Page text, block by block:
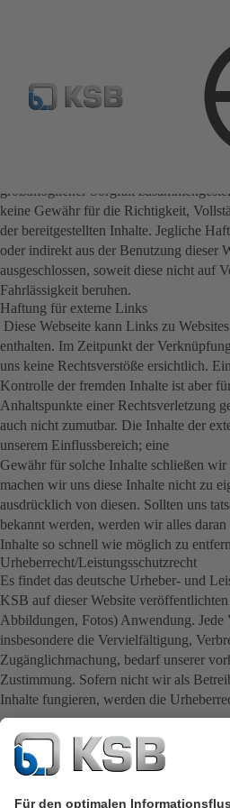
Als Diensteanbieter sind wir für eigene
größtmöglicher Sorgfalt
keine Gewähr für die Richtigkeit,
der bereitgestellten Inhalte. Jegliche
oder indirekt aus der Benutzung dieser
ausgeschlossen, soweit diese nicht auf
Fahrlässigkeit beruhen.
Haftung für externe Links
Diese Webseite kann Links zu
enthalten. Im Zeitpunkt der
uns keine Rechtsverstöße ersichtlich.
Kontrolle der fremden Inhalte ist aber
Anhaltspunkte einer Rechtsverletzung
auch nicht zumutbar. Die Inhalte der
unserem Einflussbereich; eine
Gewähr für solche Inhalte schließen wir
machen wir uns diese Inhalte nicht zu
ausdrücklich von diesen. Sollten uns
bekannt werden, werden wir alles daran
Inhalte so schnell wie möglich zu
Urheberrecht/Leistungsschutzrecht
Es findet das deutsche Urheber- und
KSB auf dieser Website
Abbildungen, Fotos) Anwendung. Jede
insbesondere die Vervielfältigung,
Zugänglichmachung, bedarf unserer
Zustimmung. Sofern nicht wir als
Inhalte fungieren, werden die